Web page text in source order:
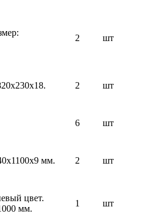
2 шт
2 шт
6 шт
мм. 2 шт
цвет.
мм.
1 шт